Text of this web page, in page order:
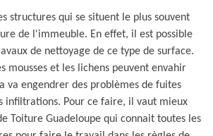
structures qui se situent le plus souvent
de l'immeuble. En effet, il est possible
de nettoyage de ce type de surface.
mousses et les lichens peuvent envahir
va engendrer des problèmes de fuites
infiltrations. Pour ce faire, il vaut mieux
Toiture Guadeloupe qui connait toutes les